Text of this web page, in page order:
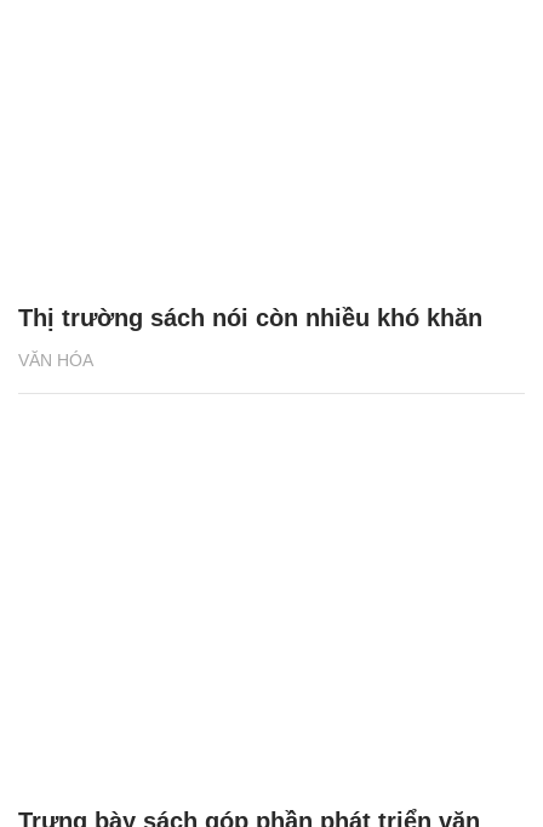
VĂN HÓA
Thị trường sách nói còn nhiều khó khăn
Trưng bày sách góp phần phát triển văn